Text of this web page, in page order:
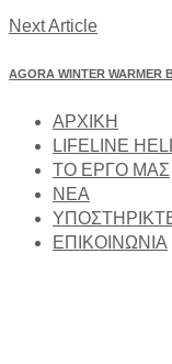
Next Article
AGORA WINTER
ΑΡΧΙΚΗ
LIFELINE
ΤΟ ΕΡΓΟ ΜΑΣ
NEA
ΕΠΙΚΟΙΝΩΝΙΑ